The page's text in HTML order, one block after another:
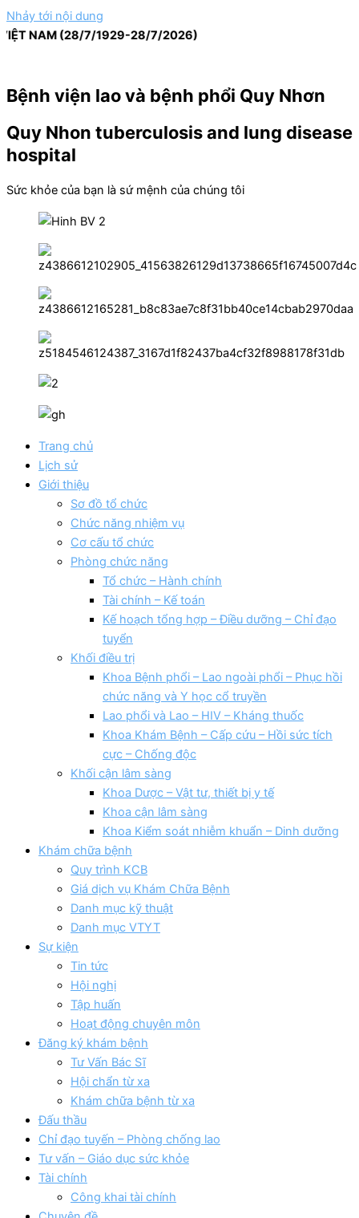
Nhảy tới nội dung
NAM (28/7/1929-28/7/2026)
Bệnh viện lao và bệnh phổi Quy Nhơn
Quy Nhon tuberculosis and lung disease
hospital
Sức khỏe của bạn là sứ mệnh của chúng tôi
Trang chủ
Lịch sử
Giới thiệu
Sơ đồ tổ chức
Chức năng nhiệm vụ
Cơ cấu tổ chức
Phòng chức năng
Tổ chức – Hành chính
Tài chính – Kế toán
Kế hoạch tổng hợp – Điều dưỡng – Chỉ đạo
tuyển
Khối điều trị
Khoa Bệnh phổi – Lao ngoài phổi – Phục hồi
chức năng và Y học cổ truyền
Lao phổi và Lao – HIV – Kháng thuốc
Khoa Khám Bệnh – Cấp cứu – Hồi sức tích
cực – Chống độc
Khối cận lâm sàng
Khoa Dược – Vật tư, thiết bị y tế
Khoa cận lâm sàng
Khoa Kiểm soát nhiễm khuẩn – Dinh dưỡng
Khám chữa bệnh
Quy trình KCB
Giá dịch vụ Khám Chữa Bệnh
Danh mục kỹ thuật
Danh mục VTYT
Sự kiện
Tin tức
Hội nghị
Tập huấn
Hoạt động chuyên môn
Đăng ký khám bệnh
Tư Vấn Bác Sĩ
Hội chẩn từ xa
Khám chữa bệnh từ xa
Đấu thầu
Chỉ đạo tuyến – Phòng chống lao
Tư vấn – Giáo dục sức khỏe
Tài chính
Công khai tài chính